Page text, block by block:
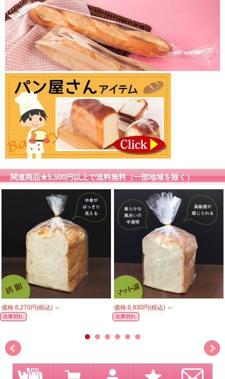
関連商品★5,500円以上で送料無料（一部地域を除く）
価格:6,270円(税込) ～
在庫切れ
価格:6,930円(税込) ～
在庫切れ